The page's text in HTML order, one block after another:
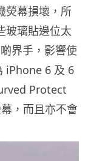
熒幕損壞，所
玻璃貼邊位太
界手，影響使
iPhone 6 及 6
Protect
，而且亦不會